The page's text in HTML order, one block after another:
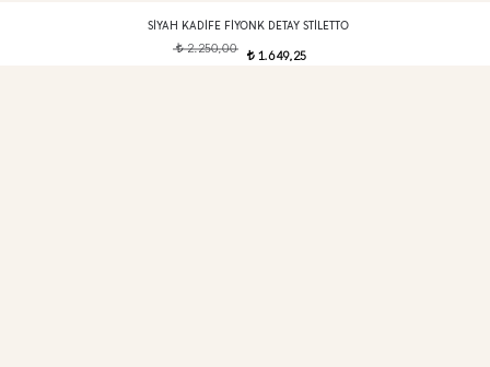
SIYAH KADIFE FIYONK DETAY STILETTO
t2.250,00 t 1.649,25